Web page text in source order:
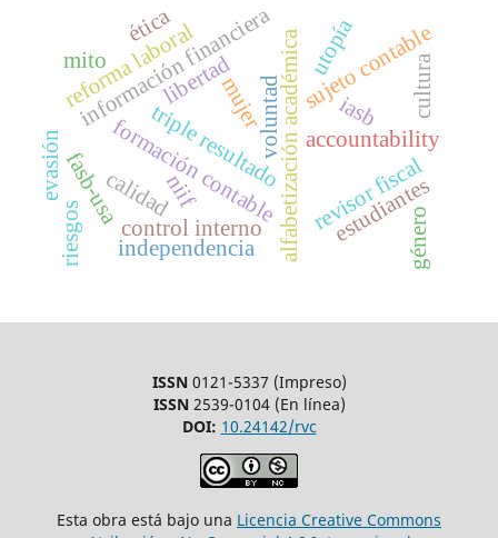
alfabetización académica
formación contable
triple resultado accountability
revisor fiscal
información financiera
control interno
reforma laboral sujeto contable
voluntad
libertad
niif estudiantes
género
mujer
calidad
fasb-usa
iasb
mito
riesgos
utopía
evasión
cultura
ética
independencia
ISSN0121-5337 (Impreso)
ISSN2539-0104 (En línea)
DOI: 10.24142/rvc
Esta obra está bajo una Licencia Creative Commons